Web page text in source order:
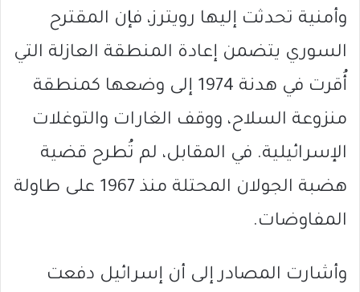
وأمنية تحدثت إليها رويترز، فإن المقترح
السوري يتضمن إعادة المنطقة العازلة التي
أُقرت في هدنة 1974 إلى وضعها كمنطقة
منزوعة السلاح، ووقف الغارات والتوغلات
الإسرائيلية. في المقابل، لم تُطرح قضية
هضبة الجولان المحتلة منذ 1967 على طاولة
المفاوضات.
وأشارت المصادر إلى أن إسرائيل دفعت